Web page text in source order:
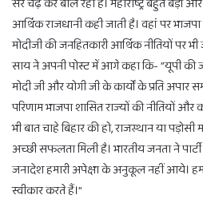
आर्थिक राजधानी कही जाती है। वहां पर
मोदीजी की जनहितकारी आर्थिक नीतियों पर
साय ने अपनी पोस्ट में आगे कहा कि- ”यूपी की
मोदी जी और योगी जी के कार्यों के प्रति अपार
परिणाम भाजपा शासित राज्यों की नीतियों
भी बात चाहे बिहार की हो, राजस्थान या
अच्छी सफलता मिली है। भारतीय जनता ने
जनादेश हमारी अपेक्षा के अनुकूल नहीं आये। हम
स्वीकार करते हैं।”